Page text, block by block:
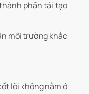
phần tái tạo
môi trường khắc
lõi không nằm ở